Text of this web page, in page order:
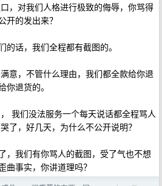
，对我们人格进行极致的侮辱，你骂得
开的发出来？
话，我们全程都有截图的。
意，不管什么理由，我们都全款给你退
你退货的。
我们没法服务一个每天说话都全程骂人
了，好几天，为什么不公开说明？
，我们有你骂人的截图，受了气也不想
曲事实，你讲道理吗？